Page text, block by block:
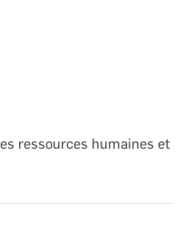
ressources humaines et